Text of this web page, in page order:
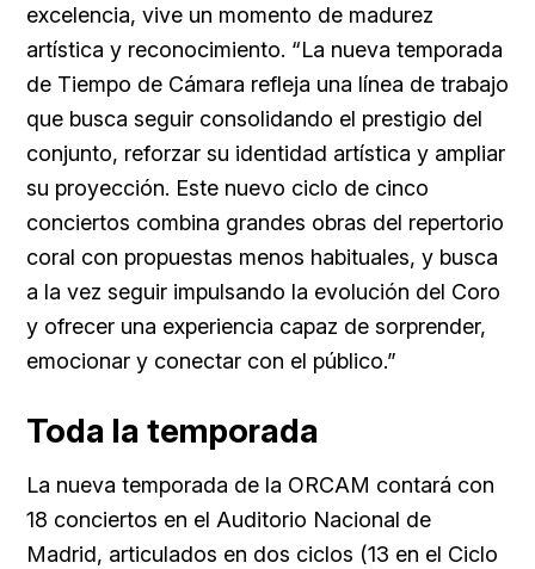
excelencia, vive un momento de madurez
artística y reconocimiento. “La nueva temporada
de Tiempo de Cámara refleja una línea de trabajo
que busca seguir consolidando el prestigio del
conjunto, reforzar su identidad artística y ampliar
su proyección. Este nuevo ciclo de cinco
conciertos combina grandes obras del repertorio
coral con propuestas menos habituales, y busca
a la vez seguir impulsando la evolución del Coro
y ofrecer una experiencia capaz de sorprender,
emocionar y conectar con el público.”
Toda la temporada
La nueva temporada de la ORCAM contará con
18 conciertos en el Auditorio Nacional de
Madrid, articulados en dos ciclos (13 en el Ciclo